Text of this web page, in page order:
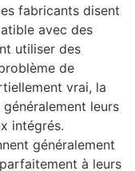
fabricants disent
avec des
utiliser des
de
vrai, la
leurs
intégrés.
généralement
à leurs